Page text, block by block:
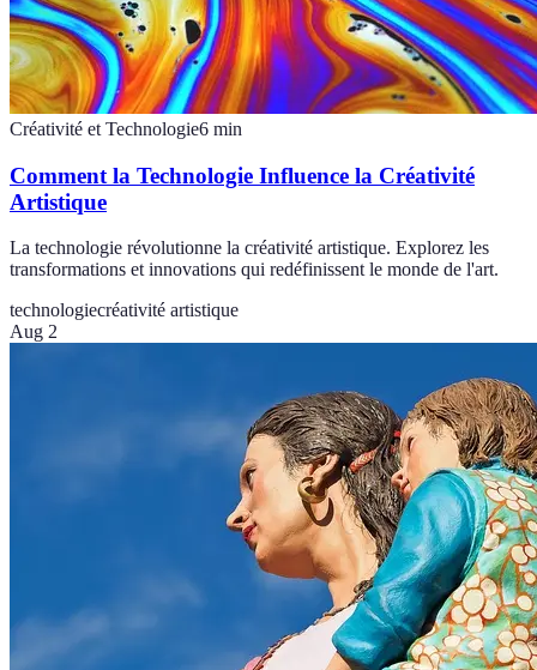
Créativité et Technologie6 min
Comment la Technologie Influence la Créativité
Artistique
La technologie révolutionne la créativité artistique. Explorez les
transformations et innovations qui redéfinissent le monde de l'art.
technologiecréativité artistique
Aug 2